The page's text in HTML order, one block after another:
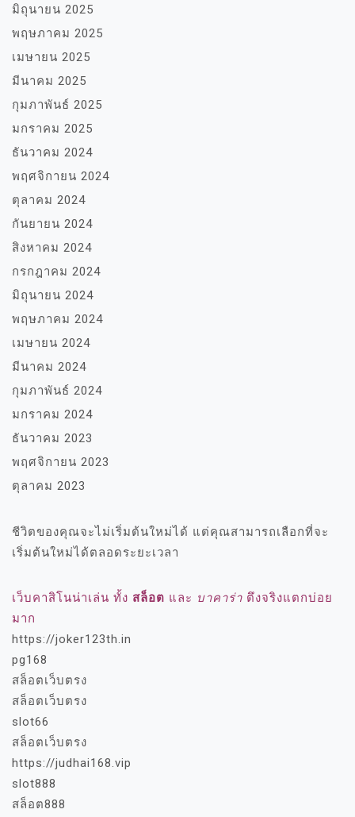
มิถุนายน 2025
พฤษภาคม 2025
เมษายน 2025
มีนาคม 2025
กุมภาพันธ์ 2025
มกราคม 2025
ธันวาคม 2024
พฤศจิกายน 2024
ตุลาคม 2024
กันยายน 2024
สิงหาคม 2024
กรกฎาคม 2024
มิถุนายน 2024
พฤษภาคม 2024
เมษายน 2024
มีนาคม 2024
กุมภาพันธ์ 2024
มกราคม 2024
ธันวาคม 2023
พฤศจิกายน 2023
ตุลาคม 2023
ชีวิตของคุณจะไม่เริ่มต้นใหม่ได้ แต่คุณสามารถเลือกที่จะ
เริ่มต้นใหม่ได้ตลอดระยะเวลา
เว็บคาสิโนน่าเล่น ทั้ง สล็อต และ บาคาร่า ตึงจริงแตกบ่อย
มาก
https://joker123th.in
pg168
สล็อตเว็บตรง
สล็อตเว็บตรง
slot66
สล็อตเว็บตรง
https://judhai168.vip
slot888
สล็อต888